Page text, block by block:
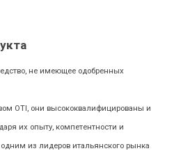
не имеющее одобренных
OTI, они высококвалифицированы и
их опыту, компетентности и
из лидеров итальянского рынка